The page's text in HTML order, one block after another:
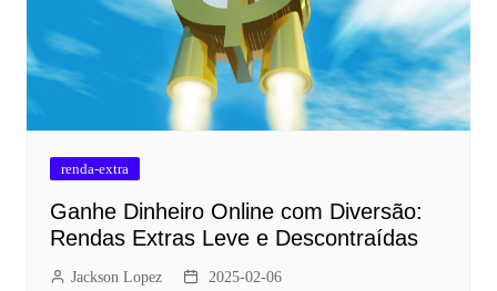
renda-extra
Ganhe Dinheiro Online com Diversão:
Rendas Extras Leve e Descontraídas
Jackson Lopez 2025-02-06